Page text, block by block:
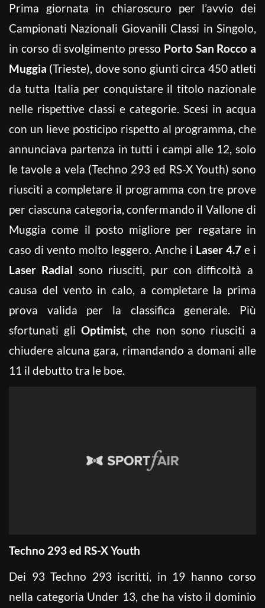
Prima giornata in chiaroscuro per l’avvio dei
Campionati Nazionali Giovanili Classi in Singolo,
in corso di svolgimento presso Porto San Rocco a
Muggia (Trieste), dove sono giunti circa 450 atleti
da tutta Italia per conquistare il titolo nazionale
nelle rispettive classi e categorie. Scesi in acqua
con un lieve posticipo rispetto al programma, che
annunciava partenza in tutti i campi alle 12, solo
le tavole a vela (Techno 293 ed RS-X Youth) sono
riusciti a completare il programma con tre prove
per ciascuna categoria, confermando il Vallone di
Muggia come il posto migliore per regatare in
caso di vento molto leggero. Anche i Laser 4.7 e i
Laser Radial sono riusciti, pur con difficoltà a
causa del vento in calo, a completare la prima
prova valida per la classifica generale. Più
sfortunati gliOptimist, che non sono riusciti a
chiudere alcuna gara, rimandando a domani alle
11 il debutto tra le boe.
Techno 293 ed RS-X Youth
Dei 93 Techno 293 iscritti, in 19 hanno corso
nella categoria Under 13, che ha visto il dominio